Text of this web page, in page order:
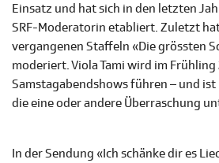
Einsatz und hat sich in den letzten
SRF-Moderatorin etabliert. Zuletzt
vergangenen Staffeln «Die grössten
moderiert. Viola Tami wird im
Samstagabendshows führen – und
die eine oder andere Überraschung
In der Sendung «Ich schänke dir es